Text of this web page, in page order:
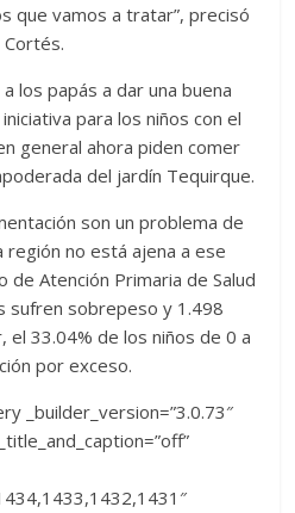
que vamos a tratar”, precisó
Cortés.
los papás a dar una buena
para los niños con el
general ahora piden comer
del jardín Tequirque.
son un problema de
región no está ajena a ese
de Atención Primaria de Salud
sufren sobrepeso y 1.498
el 33.04% de los niños de 0 a
por exceso.
_builder_version=”3.0.73″